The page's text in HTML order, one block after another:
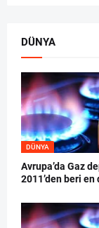
DÜNYA
DÜNYA
Avrupa’da Gaz
2011’den beri en